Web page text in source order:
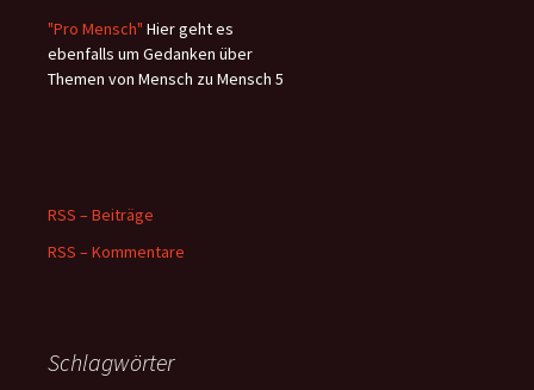
"Pro Mensch" Hier geht es
ebenfalls um Gedanken über
Themen von Mensch zu Mensch 5
RSS – Beiträge
RSS – Kommentare
Schlagwörter